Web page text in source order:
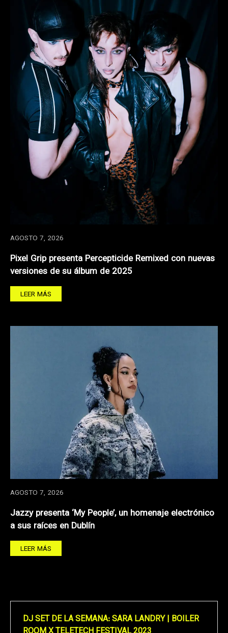
AGOSTO 7, 2026
Pixel Grip presenta Percepticide Remixed con nuevas
versiones de su álbum de 2025
LEER MÁS
AGOSTO 7, 2026
Jazzy presenta ‘My People’, un homenaje electrónico
a sus raíces en Dublín
LEER MÁS
DJ SET DE LA SEMANA: SARA LANDRY | BOILER